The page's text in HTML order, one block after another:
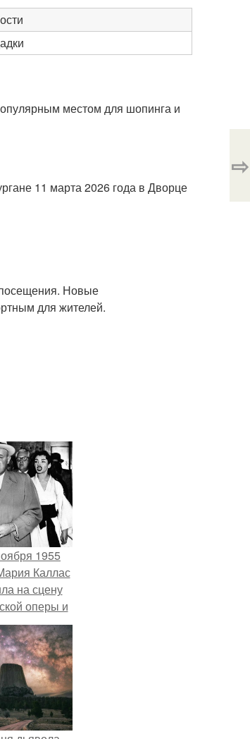
местом для шопинга и
11 марта 2026 года в Дворце
посещения. Новые
для жителей.
⇨
1955
Каллас
на сцену
оперы и
овации.